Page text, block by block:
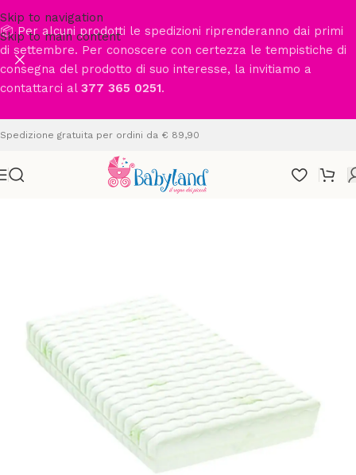
Skip to navigation
Skip to main content
📦 Per alcuni prodotti le spedizioni riprenderanno dai primi
di settembre. Per conoscere con certezza le tempistiche di
consegna del prodotto di suo interesse, la invitiamo a
contattarci al 377 365 0251.
Spedizione gratuita per ordini da € 89,90